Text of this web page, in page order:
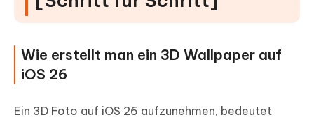
Wie erstellt man ein 3D Wallpaper auf
iOS 26
Ein 3D Foto auf iOS 26 aufzunehmen, bedeutet